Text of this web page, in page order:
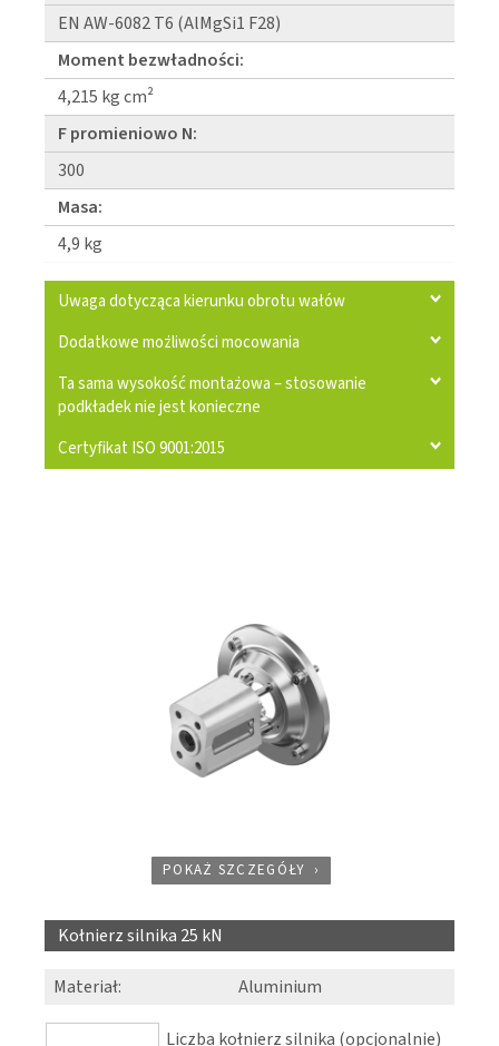
EN AW-6082 T6 (AlMgSi1 F28)
Moment bezwładności:
4,215 kg cm²
F promieniowo N:
300
Masa:
4,9 kg
Uwaga dotycząca kierunku obrotu wałów
Dodatkowe możliwości mocowania
Ta sama wysokość montażowa – stosowanie
podkładek nie jest konieczne
Certyfikat ISO 9001:2015
POKAŻ SZCZEGÓŁY
Kołnierz silnika 25 kN
Materiał: Aluminium
Liczba kołnierz silnika (opcjonalnie)